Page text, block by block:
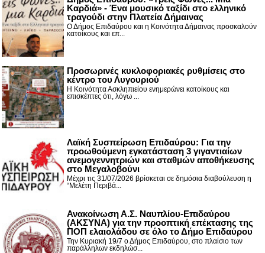
Καρδιά» - Ένα μουσικό ταξίδι στο ελληνικό
τραγούδι στην Πλατεία Δήμαινας
Ο Δήμος Επιδαύρου και η Κοινότητα Δήμαινας προσκαλούν
κατοίκους και επ...
Προσωρινές κυκλοφοριακές ρυθμίσεις στο
κέντρο του Λυγουριού
Η Κοινότητα Ασκληπιείου ενημερώνει κατοίκους και
επισκέπτες ότι, λόγω ...
Λαϊκή Συσπείρωση Επιδαύρου: Για την
προωθούμενη εγκατάσταση 3 γιγαντιαίων
ανεμογεννητριών και σταθμών αποθήκευσης
στο Μεγαλοβούνι
Μέχρι τις 31/07/2026 βρίσκεται σε δημόσια διαβούλευση η
“Μελέτη Περιβά...
Ανακοίνωση Α.Σ. Ναυπλίου-Επιδαύρου
(ΑΚΣΥΝΑ) για την προοπτική επέκτασης της
ΠΟΠ ελαιολάδου σε όλο το Δήμο Επιδαύρου
Την Κυριακή 19/7 ο Δήμος Επιδαύρου, στο πλαίσιο των
παράλληλων εκδηλώσ...